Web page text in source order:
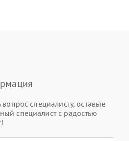
специалисту, оставьте
специалист с радостью